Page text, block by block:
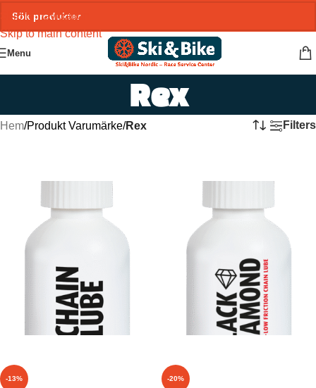
Skip to navigation
Skip to main content
Menu
Rex
Hem/Produkt Varumärke/Rex Filters
-13% -20%